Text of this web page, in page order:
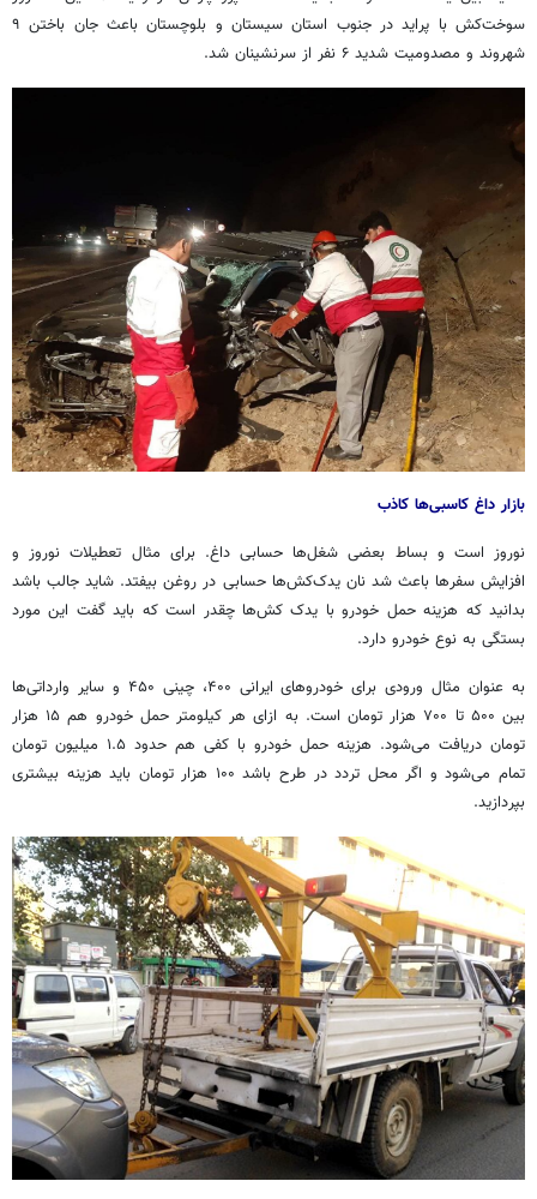
سوخت‌کش با پراید در جنوب استان سیستان و بلوچستان باعث جان باختن ٩
شهروند و مصدومیت شدید ۶ نفر از سرنشینان شد.
بازار داغ کاسبی‌ها کاذب
نوروز است و بساط بعضی شغل‌ها حسابی داغ. برای مثال تعطیلات نوروز و
افزایش سفرها باعث شد نان یدک‌کش‌ها حسابی در روغن بیفتد. شاید جالب باشد
بدانید که هزینه حمل خودرو با یدک کش‌ها چقدر است که باید گفت این مورد
بستگی به نوع خودرو دارد.
به عنوان مثال ورودی برای خودروهای ایرانی ۴۰۰، چینی ۴۵۰ و سایر وارداتی‌ها
بین ۵۰۰ تا ۷۰۰ هزار تومان است. به ازای هر کیلومتر حمل خودرو هم ۱۵ هزار
تومان دریافت می‌شود. هزینه حمل خودرو با کفی هم حدود ۱.۵ میلیون تومان
تمام می‌شود و اگر محل تردد در طرح باشد ۱۰۰ هزار تومان باید هزینه بیشتری
بپردازید.